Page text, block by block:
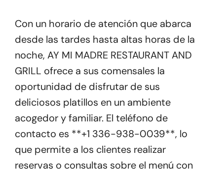
Con un horario de atención que abarca
desde las tardes hasta altas horas de la
noche, AY MI MADRE RESTAURANT AND
GRILL ofrece a sus comensales la
oportunidad de disfrutar de sus
deliciosos platillos en un ambiente
acogedor y familiar. El teléfono de
contacto es **+1 336-938-0039**, lo
que permite a los clientes realizar
reservas o consultas sobre el menú con